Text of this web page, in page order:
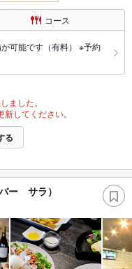
コース
可能です（有料） ※予約
ました。
してください。
る
ー サラ）